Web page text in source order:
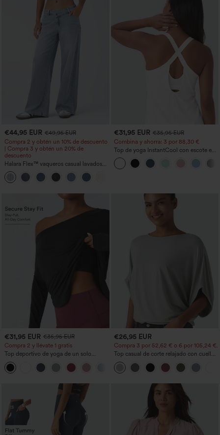
€44,95 EUR €49,95 EUR
Compra 2 y obtén un 10% de descuento
| Compra 3 y obtén un 20% de
descuento
Halara Flex™ vaqueros casual lavados
asimétricos de tiro bajo con bolsillos
con cremallera, corte baggy y pierna
ancha
€31,95 EUR €35,95 EUR
Combina y ahorra: 3 por 88,30 €
Top de yoga InstantCool con escote en
U y bajo curvado - UPF50+
€31,95 EUR €35,95 EUR
Compra 2 y llévate 1 gratis
Top deportivo de yoga de un solo
hombro, manga larga con agujero para
el pulgar, dobladillo curvo estilo high-
low (frente más corto, espalda más
+3
€26,95 EUR
Compra 3 por 52,62 € o 6 por 105,24 €.
Top casual de corte relajado con cuello
redondo y mangas murciélago.